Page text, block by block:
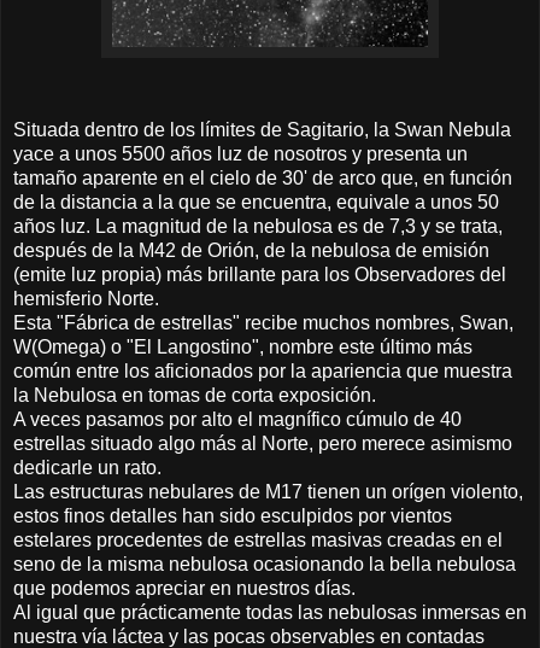
Situada dentro de los límites de Sagitario, la Swan Nebula
yace a unos 5500 años luz de nosotros y presenta un
tamaño aparente en el cielo de 30' de arco que, en función
de la distancia a la que se encuentra, equivale a unos 50
años luz. La magnitud de la nebulosa es de 7,3 y se trata,
después de la M42 de Orión, de la nebulosa de emisión
(emite luz propia) más brillante para los Observadores del
hemisferio Norte.
Esta "Fábrica de estrellas" recibe muchos nombres, Swan,
W(Omega) o "El Langostino", nombre este último más
común entre los aficionados por la apariencia que muestra
la Nebulosa en tomas de corta exposición.
A veces pasamos por alto el magnífico cúmulo de 40
estrellas situado algo más al Norte, pero merece asimismo
dedicarle un rato.
Las estructuras nebulares de M17 tienen un orígen violento,
estos finos detalles han sido esculpidos por vientos
estelares procedentes de estrellas masivas creadas en el
seno de la misma nebulosa ocasionando la bella nebulosa
que podemos apreciar en nuestros días.
Al igual que prácticamente todas las nebulosas inmersas en
nuestra vía láctea y las pocas observables en contadas